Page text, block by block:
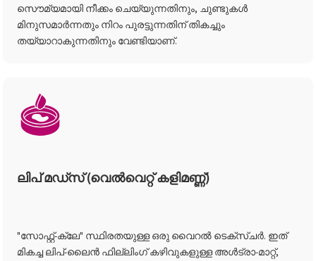
സൌമ്യമായി നീക്കം ചെയ്യുന്നതിനും, ചുണ്ടുകൾ
മിനുസമാർന്നതും നിറം പുരട്ടുന്നതിന് തികച്ചും
തയ്യാറാകുന്നതിനും വേണ്ടിയാണ്.
ലിപ് മഡ്സ് (വെൽവെറ്റ് കളിമണ്ണ്)
"സോഫ്റ്റ്-ക്ലേ" സ്ഥിരതയുള്ള ഒരു വൈറൽ ടെക്സ്ചർ. ഇത്
മികച്ച ലിപ്-ലൈൻ ഫില്ലിംഗ് കഴിവുകളുള്ള അൾട്രാ-മാറ്റ്,